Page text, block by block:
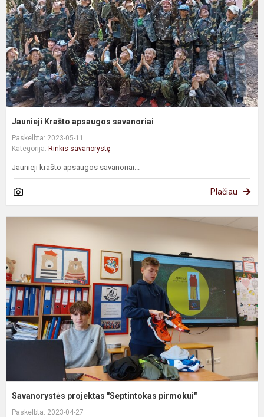
Jaunieji Krašto apsaugos savanoriai
Paskelbta: 2023-05-11
Kategorija: Rinkis savanorystę
Jaunieji krašto apsaugos savanoriai...
Plačiau
Savanorystės projektas "Septintokas pirmokui"
Paskelbta: 2023-04-27